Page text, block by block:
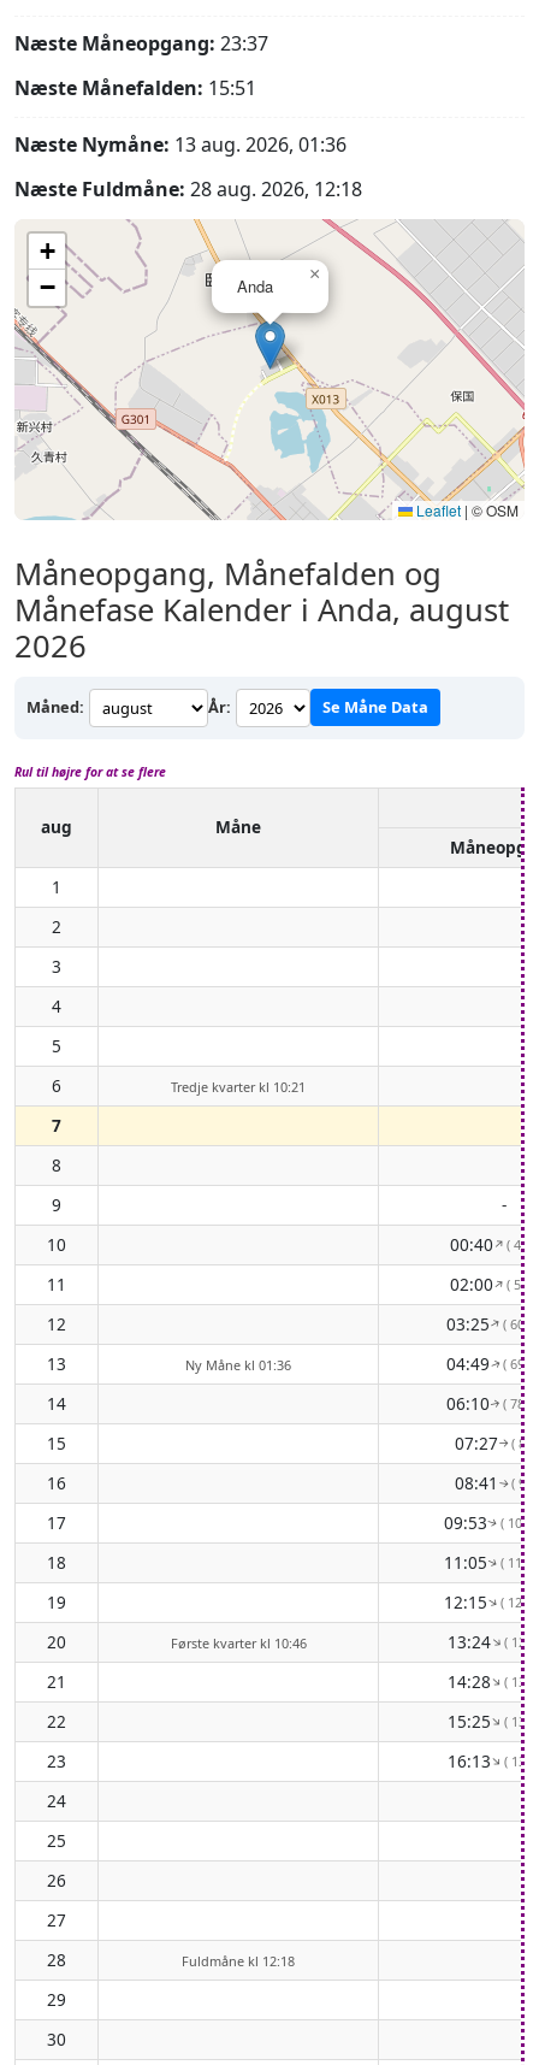
Næste Måneopgang: 23:37
Næste Månefalden: 15:51
Næste Nymåne: 13 aug. 2026, 01:36
Næste Fuldmåne: 28 aug. 2026, 12:18
Anda
×
+
−
Leaflet | © OSM
Måneopgang, Månefalden og
Månefase Kalender i Anda, august
2026
Måned: År: Se Måne Data
Rul til højre for at se flere
aug
Måne
1
2
3
4
5
6
Tredje kvarter kl 10:21
7
8
9
-
10
00:40↑( 48°
11 02:00↑( 53°
12 03:25↑( 60°
13 Ny Måne kl 01:36 04:49↑( 69°
14 06:10↑( 78°
15 07:27↑(
16 08:41 ↑(
17 09:53↑( 107°
18 11:05↑( 115°
19 12:15↑( 122°
20 Første kvarter kl 10:46 13:24↑(
21 14:28↑(
22 15:25↑(
23 16:13↑(
24
25
26
27
28
Fuldmåne kl 12:18
29
30